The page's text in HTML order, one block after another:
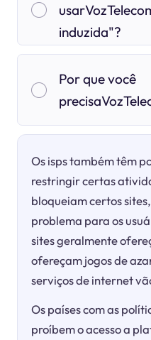
induzida"?
Por que você
Os isps também têm
restringir certas
bloqueiam certos
problema para os
sites geralmente
ofereçam jogos de
serviços de internet
Os países com as
proíbem o acesso a